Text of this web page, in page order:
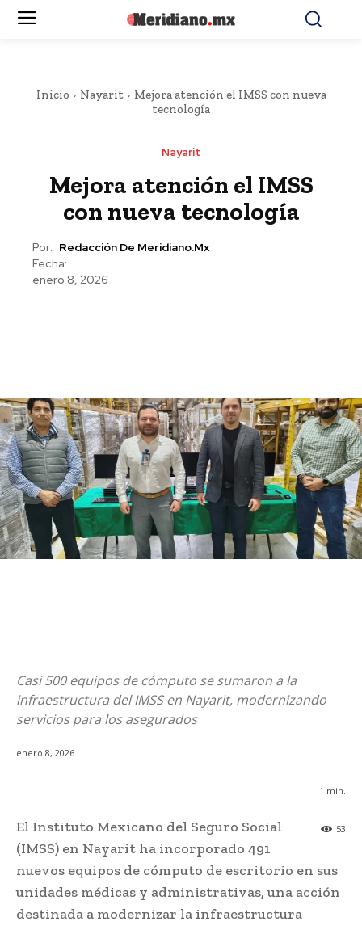
Inicio Nayarit
Mejora atención el IMSS con nueva
tecnología
Nayarit
Mejora atención el IMSS
con nueva tecnología
Por: Redacción De Meridiano.mx
Fecha:
enero 8, 2026
Casi 500 equipos de cómputo se sumaron a la
infraestructura del IMSS en Nayarit, modernizando
servicios para los asegurados
enero 8, 2026
1 min.
53
El Instituto Mexicano del Seguro Social
(IMSS) en Nayarit ha incorporado 491
nuevos equipos de cómputo de escritorio en sus
unidades médicas y administrativas, una acción
destinada a modernizar la infraestructura